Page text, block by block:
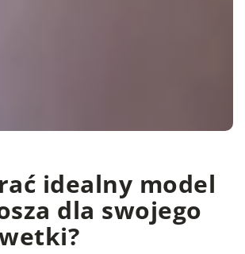
idealny model
dla swojego